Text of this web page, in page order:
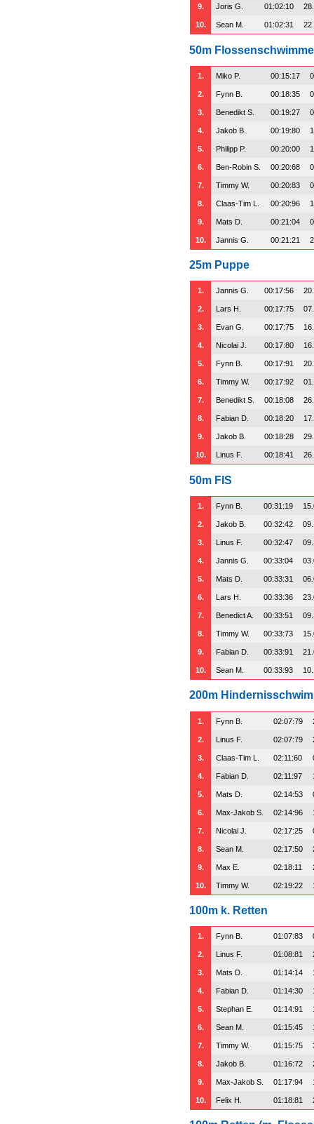
9. Joris G. 01:02:10
10. Sean M. 01:02:31
50m
1. Miko P. 00:15:17
2. Fynn B. 00:18:35
3. Benedikt S. 00:19:27
4. Jakob B. 00:19:80
5. Philipp P. 00:20:00
6. Ben-Robin S. 00:20:68
7. Timmy W. 00:20:83
8. Claas-Tim L. 00:20:96
9. Mats D. 00:21:04
10. Jannis G. 00:21:21
25m Puppe
1. Jannis G. 00:17:56
2. Lars H. 00:17:75
3. Evan G. 00:17:75
4. Nicolai J. 00:17:80
5. Fynn B. 00:17:91
6. Timmy W. 00:17:92
7. Benedikt S. 00:18:08
8. Fabian D. 00:18:20
9. Jakob B. 00:18:28
10. Linus F. 00:18:41
50m FIS
1. Fynn B. 00:31:19
2. Jakob B. 00:32:42
3. Linus F. 00:32:47
4. Jannis G. 00:33:04
5. Mats D. 00:33:31
6. Lars H. 00:33:36
7. Benedict A. 00:33:51
8. Timmy W. 00:33:73
9. Fabian D. 00:33:91
10. Sean M. 00:33:93
200m
1. Fynn B. 02:07:79
2. Linus F. 02:07:79
3. Claas-Tim L. 02:11:60
4. Fabian D. 02:11:97
5. Mats D. 02:14:53
6. Max-Jakob S. 02:14:96
7. Nicolai J. 02:17:25
8. Sean M. 02:17:50
9. Max E. 02:18:11
10. Timmy W. 02:19:22
100m k. Retten
1. Fynn B. 01:07:83
2. Linus F. 01:08:81
3. Mats D. 01:14:14
4. Fabian D. 01:14:30
5. Stephan E. 01:14:91
6. Sean M. 01:15:45
7. Timmy W. 01:15:75
8. Jakob B. 01:16:72
9. Max-Jakob S. 01:17:94
10. Felix H. 01:18:81